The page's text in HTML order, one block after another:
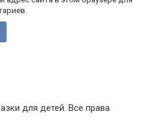
для детей. Все права